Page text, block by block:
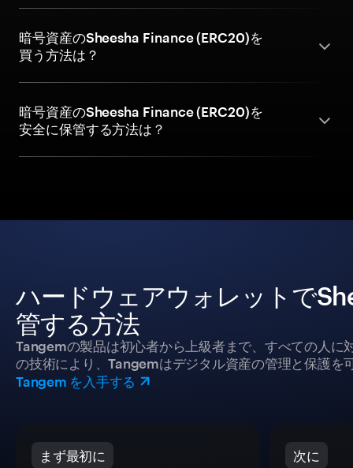
暗号資産のSheesha Finance (ERC20)を
買う方法は？
暗号資産のSheesha Finance (ERC20)を
安全に保管する方法は？
ハードウェアウォレットで
管する方法
Tangemの製品は初心者から上級者まで、すべての人に
の技術により、Tangemはデジタル資産の管理と保護を
Tangem を入手する
まず最初に 次に